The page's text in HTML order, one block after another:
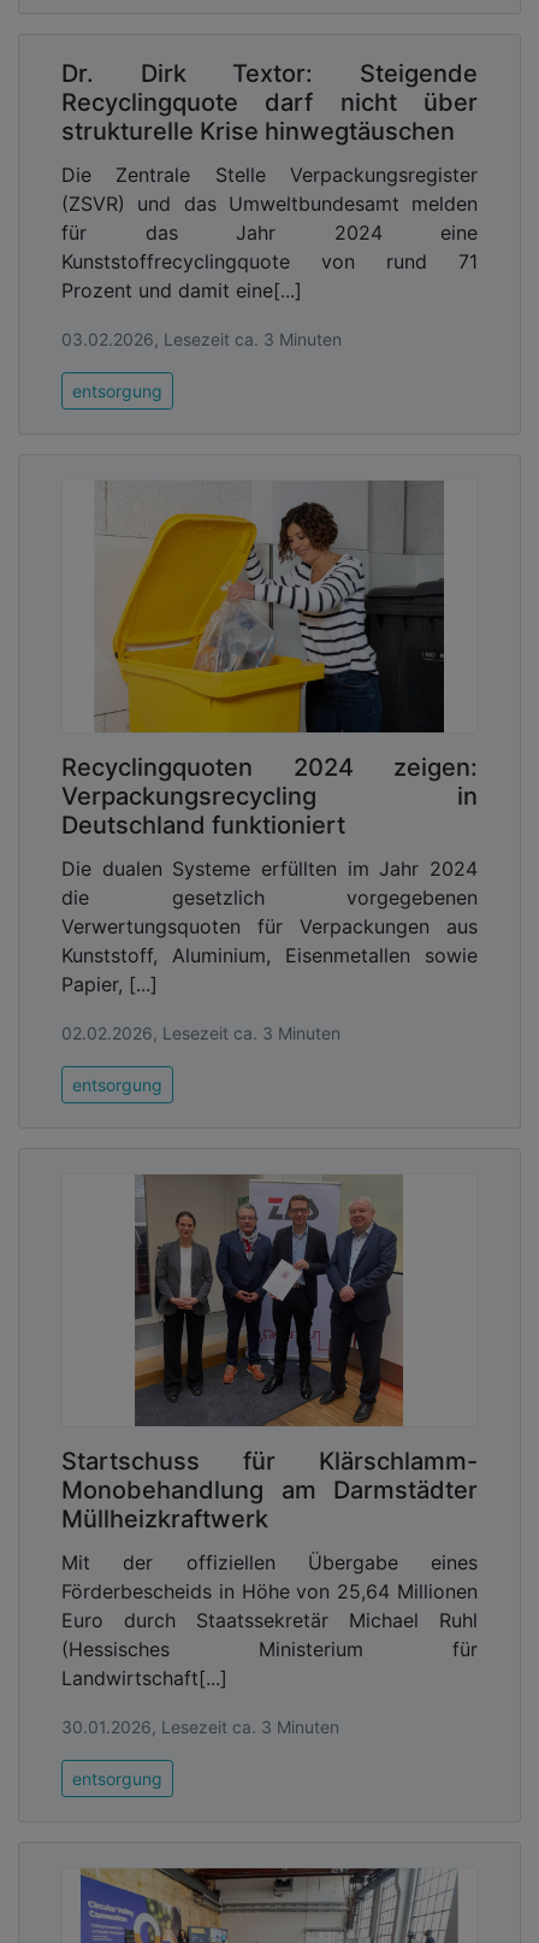
Dr. Dirk Textor: Steigende
Recyclingquote darf nicht über
strukturelle Krise hinwegtäuschen
Die Zentrale Stelle Verpackungsregister
(ZSVR) und das Umweltbundesamt melden
für das Jahr 2024 eine
Kunststoffrecyclingquote von rund 71
Prozent und damit eine[...]
03.02.2026, Lesezeit ca. 3 Minuten
entsorgung
Recyclingquoten 2024 zeigen:
Verpackungsrecycling in
Deutschland funktioniert
Die dualen Systeme erfüllten im Jahr 2024
die gesetzlich vorgegebenen
Verwertungsquoten für Verpackungen aus
Kunststoff, Aluminium, Eisenmetallen sowie
Papier, [...]
02.02.2026, Lesezeit ca. 3 Minuten
entsorgung
Startschuss für Klärschlamm-
Monobehandlung am Darmstädter
Müllheizkraftwerk
Mit der offiziellen Übergabe eines
Förderbescheids in Höhe von 25,64 Millionen
Euro durch Staatssekretär Michael Ruhl
(Hessisches Ministerium für
Landwirtschaft[...]
30.01.2026, Lesezeit ca. 3 Minuten
entsorgung